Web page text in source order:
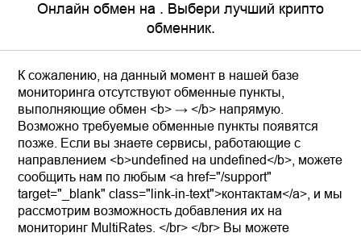
Онлайн обмен на . Выбери лучший крипто
обменник.
К сожалению, на данный момент в нашей базе
мониторинга отсутствуют обменные пункты,
выполняющие обмен <b> → </b> напрямую.
Возможно требуемые обменные пункты появятся
позже. Если вы знаете сервисы, работающие с
направлением <b>undefined на undefined</b>, можете
сообщить нам по любым <a href="/support"
target="_blank" class="link-in-text">контактам</a>, и мы
рассмотрим возможность добавления их на
мониторинг MultiRates. </br> </br> Вы можете